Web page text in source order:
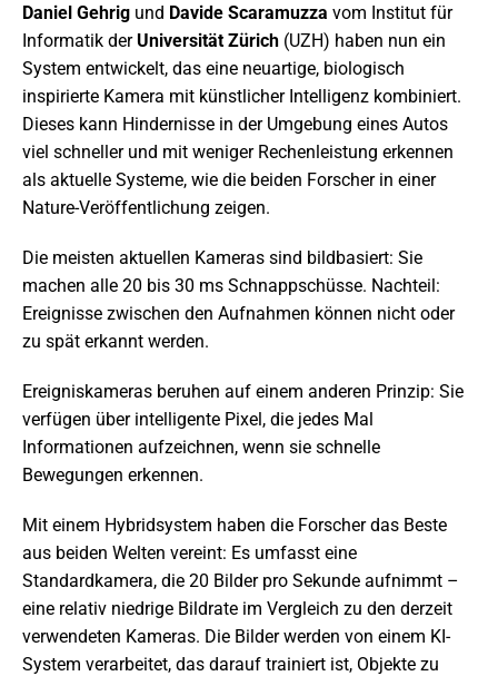
Daniel Gehrig und Davide Scaramuzza vom Institut für
Informatik derUniversität Zürich (UZH) haben nun ein
System entwickelt, das eine neuartige, biologisch
inspirierte Kamera mit künstlicher Intelligenz kombiniert.
Dieses kann Hindernisse in der Umgebung eines Autos
viel schneller und mit weniger Rechenleistung erkennen
als aktuelle Systeme, wie die beiden Forscher in einer
Nature-Veröffentlichung zeigen.
Die meisten aktuellen Kameras sind bildbasiert: Sie
machen alle 20 bis 30 ms Schnappschüsse. Nachteil:
Ereignisse zwischen den Aufnahmen können nicht oder
zu spät erkannt werden.
Ereigniskameras beruhen auf einem anderen Prinzip: Sie
verfügen über intelligente Pixel, die jedes Mal
Informationen aufzeichnen, wenn sie schnelle
Bewegungen erkennen.
Mit einem Hybridsystem haben die Forscher das Beste
aus beiden Welten vereint: Es umfasst eine
Standardkamera, die 20 Bilder pro Sekunde aufnimmt –
eine relativ niedrige Bildrate im Vergleich zu den derzeit
verwendeten Kameras. Die Bilder werden von einem KI-
System verarbeitet, das darauf trainiert ist, Objekte zu